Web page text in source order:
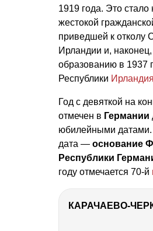
1919 года. Это стало
жестокой
приведшей к отколу
Ирландии и, наконец,
образованию в 1937
Республики Ирландия
Год с девяткой на
отмечен в Германии
юбилейными
дата — основание
Республики
году отмечается 70-й